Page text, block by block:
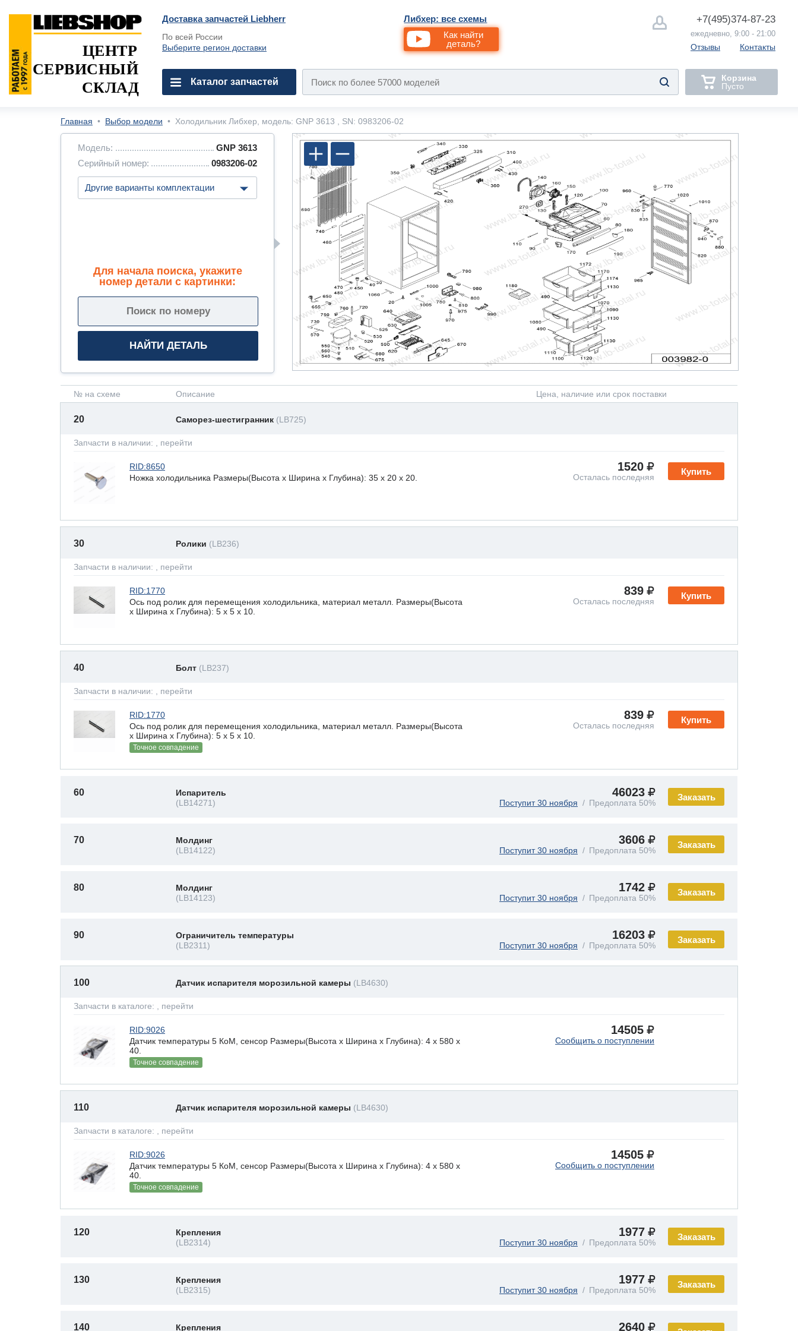
Доставка запчастей Liebherr
По всей России
Выберите регион доставки
Либхер: все схемы
Как найти
деталь?
+7(495)374-87-23
ежедневно, 9:00 - 21:00
Отзывы Контакты
ЦЕНТР
СЕРВИСНЫЙ
СКЛАД
Каталог запчастей
Корзина
Пусто
Главная • Выбор модели • Холодильник Либхер, модель: GNP 3613 , SN: 0983206-02
Модель:
GNP 3613
Серийный номер:
0983206-02
Для начала поиска, укажите
номер детали с картинки:
№ на схеме Описание Цена, наличие или срок поставки
20 Саморез-шестигранник (LB725)
Запчасти в наличии: , перейти
Купить
RID:8650
Ножка холодильника Размеры(Высота х Ширина х Глубина): 35 x 20 х 20.
1520
Осталась последняя
30 Ролики (LB236)
Запчасти в наличии: , перейти
Купить
RID:1770
Ось под ролик для перемещения холодильника, материал металл. Размеры(Высота
х Ширина х Глубина): 5 x 5 х 10.
839
Осталась последняя
40 Болт (LB237)
Запчасти в наличии: , перейти
Купить
RID:1770
Ось под ролик для перемещения холодильника, материал металл. Размеры(Высота
х Ширина х Глубина): 5 x 5 х 10.
Точное совпадение
839
Осталась последняя
Заказать
60
Испаритель
(LB14271)
46023
Поступит 30 ноября Предоплата 50%
Заказать
70
Молдинг
(LB14122)
3606
Поступит 30 ноября Предоплата 50%
Заказать
80
Молдинг
(LB14123)
1742
Поступит 30 ноября Предоплата 50%
Заказать
90
Ограничитель температуры
(LB2311)
16203
Поступит 30 ноября Предоплата 50%
100 Датчик испарителя морозильной камеры (LB4630)
Запчасти в каталоге: , перейти
RID:9026
Датчик температуры 5 КоМ, сенсор Размеры(Высота х Ширина х Глубина): 4 x 580 х
40.
Точное совпадение
14505
Сообщить о поступлении
110 Датчик испарителя морозильной камеры (LB4630)
Запчасти в каталоге: , перейти
RID:9026
Датчик температуры 5 КоМ, сенсор Размеры(Высота х Ширина х Глубина): 4 x 580 х
40.
Точное совпадение
14505
Сообщить о поступлении
Заказать
120
Крепления
(LB2314)
1977
Поступит 30 ноября Предоплата 50%
Заказать
130
Крепления
(LB2315)
1977
Поступит 30 ноября Предоплата 50%
140
Крепления
2640